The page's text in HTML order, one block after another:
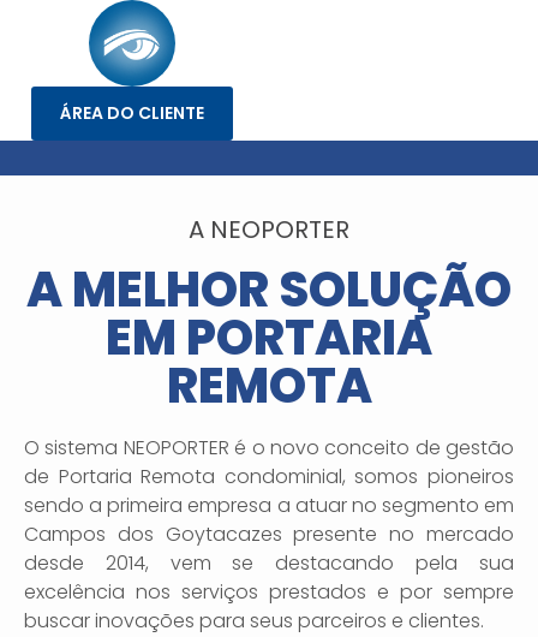
ÁREA DO CLIENTE
A NEOPORTER
A MELHOR SOLUÇÃO
EM PORTARIA
REMOTA
O sistema NEOPORTER é o novo conceito de gestão
de Portaria Remota condominial, somos pioneiros
sendo a primeira empresa a atuar no segmento em
Campos dos Goytacazes presente no mercado
desde 2014, vem se destacando pela sua
excelência nos serviços prestados e por sempre
buscar inovações para seus parceiros e clientes.